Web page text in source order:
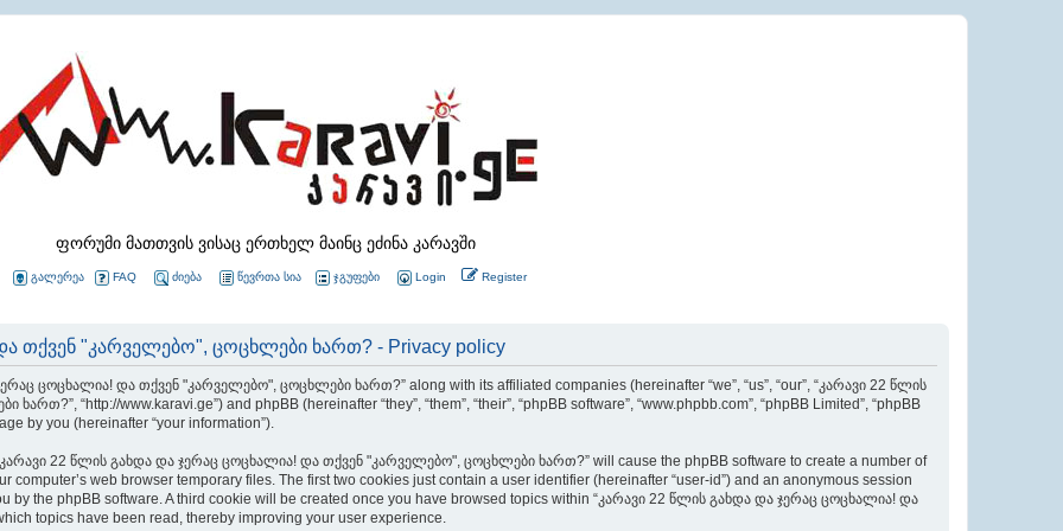
ფორუმი მათთვის ვისაც ერთხელ მაინც ეძინა კარავში
გალერეა FAQ ძიება წევრთა სია ჯგუფები Login Register
თქვენ "კარველებო", ცოცხლები ხართ? - Privacy policy
ცოცხალია! და თქვენ "კარველებო", ცოცხლები ხართ?” along with its affiliated companies (hereinafter “we”, “us”, “our”, “კარავი 22 წლის
“http://www.karavi.ge”) and phpBB (hereinafter “they”, “them”, “their”, “phpBB software”, “www.phpbb.com”, “phpBB Limited”, “phpBB
by you (hereinafter “your information”).
22 წლის გახდა და ჯერაც ცოცხალია! და თქვენ "კარველებო", ცოცხლები ხართ?” will cause the phpBB software to create a number of
web browser temporary files. The first two cookies just contain a user identifier (hereinafter “user-id”) and an anonymous session
by the phpBB software. A third cookie will be created once you have browsed topics within “კარავი 22 წლის გახდა და ჯერაც ცოცხალია! და
topics have been read, thereby improving your user experience.